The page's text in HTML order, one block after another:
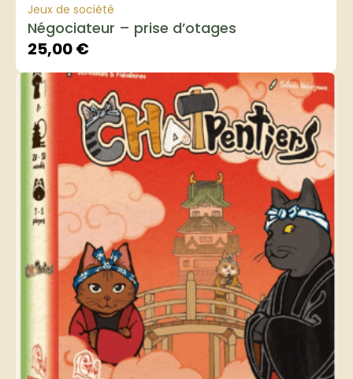
Jeux de société
Négociateur – prise d’otages
25,00€